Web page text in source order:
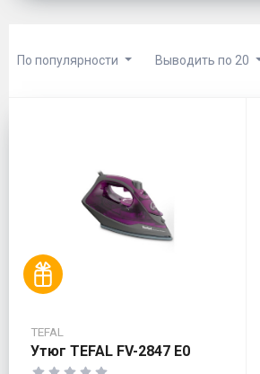
По популярности Выводить по 20
TEFAL
Утюг TEFAL FV-2847 E0